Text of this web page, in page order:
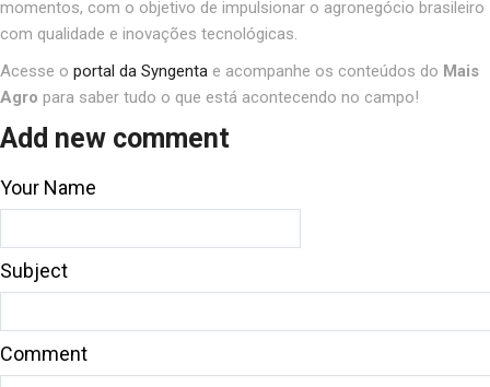
momentos, com o objetivo de impulsionar o agronegócio brasileiro
com qualidade e inovações tecnológicas.
Acesse o portal da Syngenta e acompanhe os conteúdos do Mais
Agro para saber tudo o que está acontecendo no campo!
Add new comment
Your Name
Subject
Comment